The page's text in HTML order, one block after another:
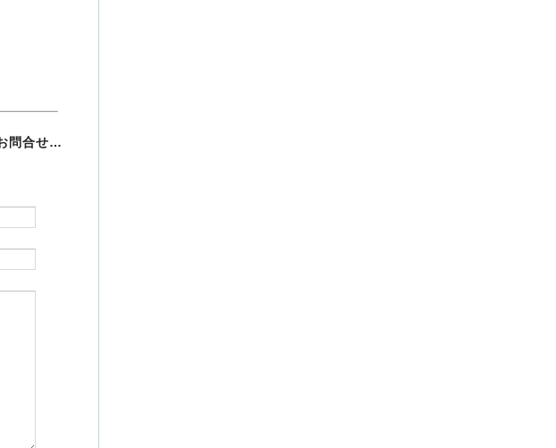
問合せ…